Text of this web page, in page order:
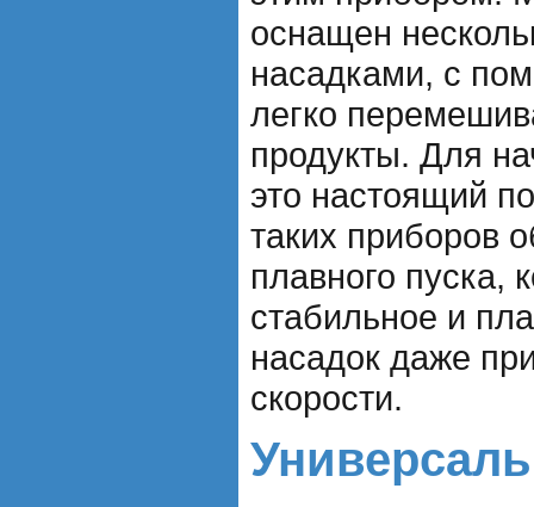
оснащен
насадками, с
легко
продукты. Для
это настоящий
таких приборов
плавного пуска,
стабильное и
насадок даже
скорости.